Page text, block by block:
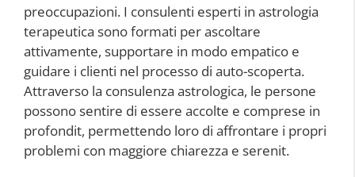
preoccupazioni. I consulenti esperti in astrologia
terapeutica sono formati per ascoltare
attivamente, supportare in modo empatico e
guidare i clienti nel processo di auto-scoperta.
Attraverso la consulenza astrologica, le persone
possono sentire di essere accolte e comprese in
profondit, permettendo loro di affrontare i propri
problemi con maggiore chiarezza e serenit.